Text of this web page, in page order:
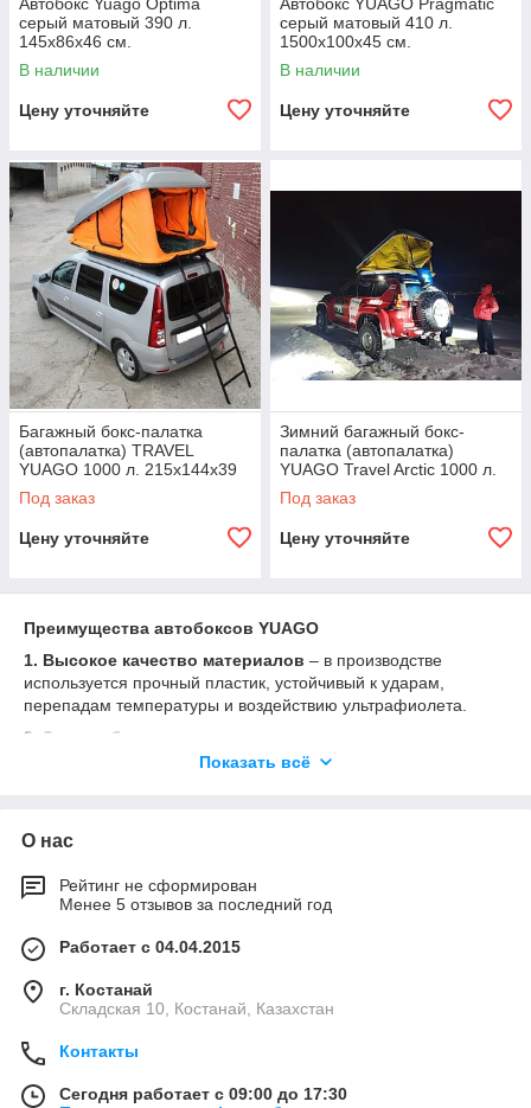
серый матовый 390 л.
145х86х46 см.
В наличии
Цену уточняйте
серый матовый 410 л.
1500х100х45 см.
В наличии
Цену уточняйте
Багажный бокс-палатка
(автопалатка) TRAVEL
YUAGO 1000 л. 215х144х39
см.
Под заказ
Цену уточняйте
Зимний багажный бокс-
палатка (автопалатка)
YUAGO Travel Arctic 1000 л.
215х144х39 см.
Под заказ
Цену уточняйте
Преимущества автобоксов YUAGO
1. Высокое качество материалов – в производстве
используется прочный пластик, устойчивый к ударам,
перепадам температуры и воздействию ультрафиолета.
2. Защита багажа
влаги и механических повреждений. Даже при плохой погоде
образом, чтобы минимально влиять на расход топлива и
4. Удобная установка– автобоксы легко монтируются на
багажные дуги и не требуют специальных инструментов.
5. Разнообразие моделей– доступны варианты различного
вариант для любого автомобиля: от седана до
внедорожника.
Для чего нужны автобоксы YUAGO?
багажник не помещаются чемоданы, коляски и спортивное
Показать всё
О нас
Рейтинг не сформирован
Менее 5 отзывов за последний год
Работает с 04.04.2015
г. Костанай
Складская 10, Костанай, Казахстан
Контакты
Сегодня работает с 09:00 до 17:30